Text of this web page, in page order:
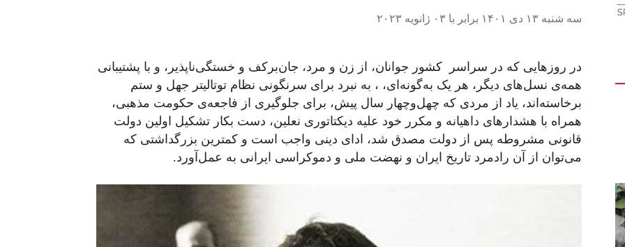
سه شنبه ۱۳ دی ۱۴۰۱ برابر با ۰۳ ژانویه ۲۰۲۳
در روزهایی که در سراسر کشور جوانان، از زن و مرد، جان‌برکف و خستگی‌ناپذیر، و با پشتیبانی
همه‌ی نسل‌های دیگر، هر یک به‌گونه‌ای، ، به نبرد برای سرنگونی نظام توتالیتر جهل و ستم
برخاسته‌اند، یاد از مردی که چهل‌وچهار سال پیش، برای جلوگیری از فاجعه‌ی حکومت مذهبی،
همراه با هشدارهای داهیانه‌ و مکرر خود علیه دیکتاتوری نعلین، دست بکار تشکیل اولین دولت
قانونی مشروطه پس از دولت مصدق شد، ادای دینی واجب است و کمترین بزرگداشتی که
می‌توان از آن رادمرد تاریخ ایران و نهضت ملی و دموکراسی ایرانی به‌ عمل‌آورد.